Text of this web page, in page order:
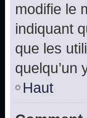
modifie le
indiquant
que les
quelqu’un
Haut